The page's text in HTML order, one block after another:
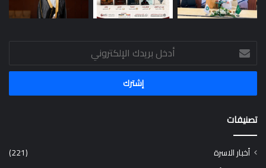
أدخل
بريدك
الإلكتروني
تصنيفات
أخبار الاسرة
(221)